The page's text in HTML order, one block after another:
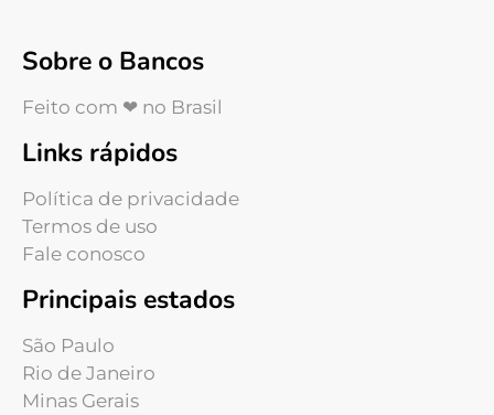
Sobre o Bancos
Feito com ❤ no Brasil
Links rápidos
Política de privacidade
Termos de uso
Fale conosco
Principais estados
São Paulo
Rio de Janeiro
Minas Gerais